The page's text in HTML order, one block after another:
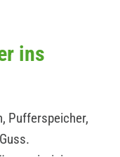
ins
Pufferspeicher,